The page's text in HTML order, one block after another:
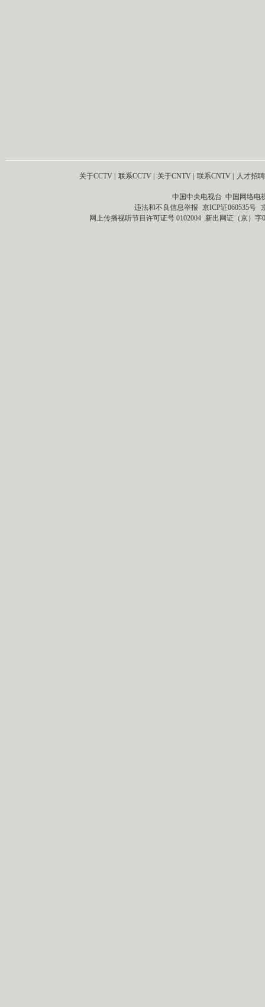
关于CCTV | 联系CCTV | 关于CNTV | 联系CNTV | 人才招聘
中国中央电视台 中国网络电
违法和不良信息举报 京ICP证060535号
网上传播视听节目许可证号 0102004 新出网证（京）